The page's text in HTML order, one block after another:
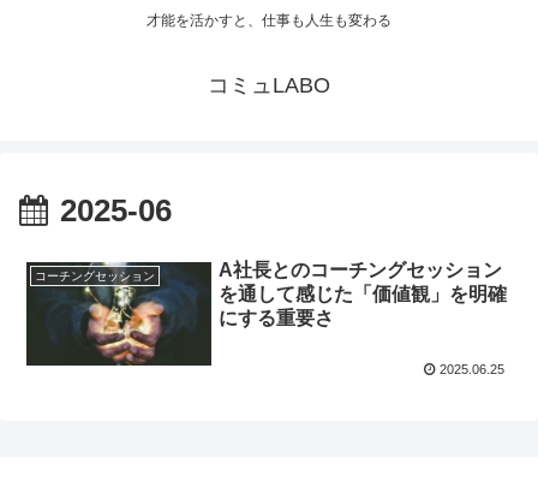
才能を活かすと、仕事も人生も変わる
コミュLABO
2025-06
コーチングセッション
A社長とのコーチングセッション
を通して感じた「価値観」を明確
にする重要さ
2025.06.25